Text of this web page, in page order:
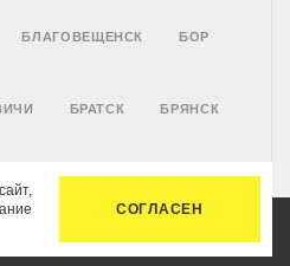
БЛАГОВЕЩЕНСК БОР
БРАТСК БРЯНСК
ВЛАДИКАВКАЗ
СОГЛАСЕН